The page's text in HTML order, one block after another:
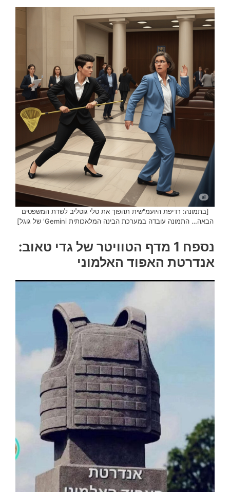
[בתמונה: רדיפת היועמ"שית תהפוך את טלי גוטליב לשרת המשפטים
הבאה… התמונה עובדה במערכת הבינה המלאכותית Gemini' של גוגל]
נספח 1 מדף הטוויטר של גדי טאוב:
אנדרטת האפוד האלמוני